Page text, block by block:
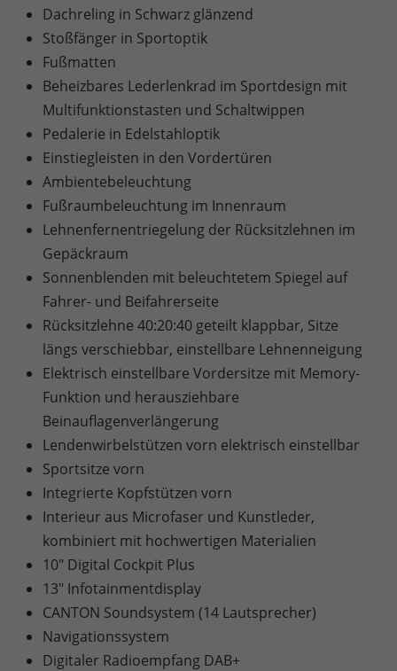
Dachreling in Schwarz glänzend
Stoßfänger in Sportoptik
Fußmatten
Beheizbares Lederlenkrad im Sportdesign mit
Multifunktionstasten und Schaltwippen
Pedalerie in Edelstahloptik
Einstiegleisten in den Vordertüren
Ambientebeleuchtung
Fußraumbeleuchtung im Innenraum
Lehnenfernentriegelung der Rücksitzlehnen im
Gepäckraum
Sonnenblenden mit beleuchtetem Spiegel auf
Fahrer- und Beifahrerseite
Rücksitzlehne 40:20:40 geteilt klappbar, Sitze
längs verschiebbar, einstellbare Lehnenneigung
Elektrisch einstellbare Vordersitze mit Memory-
Funktion und herausziehbare
Beinauflagenverlängerung
Lendenwirbelstützen vorn elektrisch einstellbar
Sportsitze vorn
Integrierte Kopfstützen vorn
Interieur aus Microfaser und Kunstleder,
kombiniert mit hochwertigen Materialien
10" Digital Cockpit Plus
13" Infotainmentdisplay
CANTON Soundsystem (14 Lautsprecher)
Navigationssystem
Digitaler Radioempfang DAB+